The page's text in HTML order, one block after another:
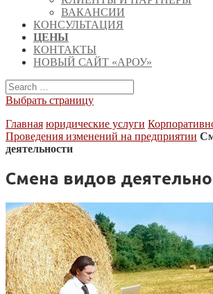
ВАКАНСИИ
КОНСУЛЬТАЦИЯ
ЦЕНЫ
КОНТАКТЫ
НОВЫЙ САЙТ «АРОУ»
Выбрать страницу
Главная юридические услуги
Проведения изменений на предприятии
деятельности
Смена видов